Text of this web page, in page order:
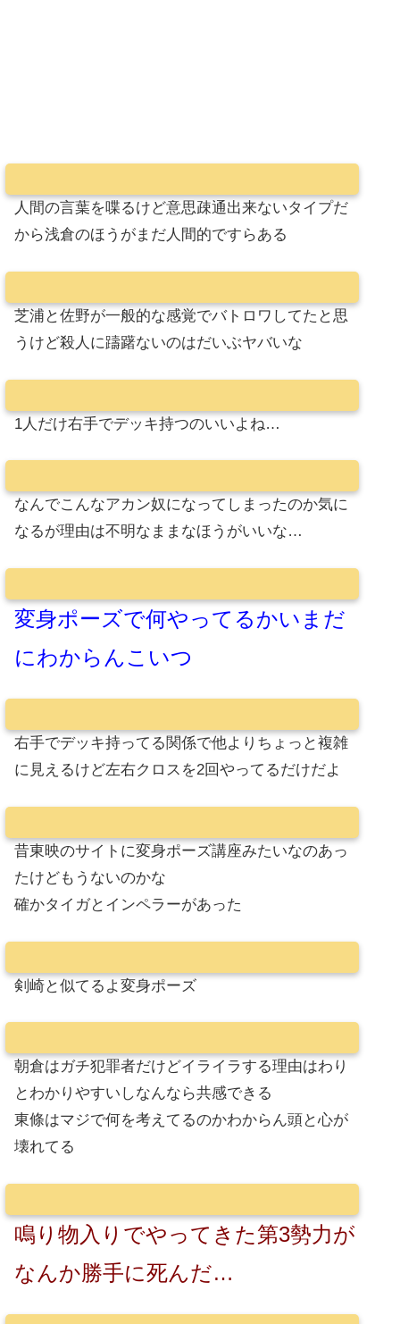
人間の言葉を喋るけど意思疎通出来ないタイプだ
から浅倉のほうがまだ人間的ですらある
芝浦と佐野が一般的な感覚でバトロワしてたと思
うけど殺人に躊躇ないのはだいぶヤバいな
1人だけ右手でデッキ持つのいいよね…
なんでこんなアカン奴になってしまったのか気に
なるが理由は不明なままなほうがいいな…
変身ポーズで何やってるかいまだ
にわからんこいつ
右手でデッキ持ってる関係で他よりちょっと複雑
に見えるけど左右クロスを2回やってるだけだよ
昔東映のサイトに変身ポーズ講座みたいなのあっ
たけどもうないのかな
確かタイガとインペラーがあった
剣崎と似てるよ変身ポーズ
朝倉はガチ犯罪者だけどイライラする理由はわり
とわかりやすいしなんなら共感できる
東條はマジで何を考えてるのかわからん頭と心が
壊れてる
鳴り物入りでやってきた第3勢力が
なんか勝手に死んだ…